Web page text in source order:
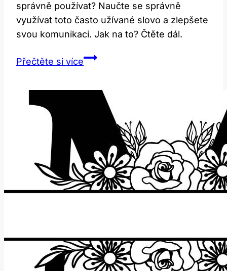
správně používat? Naučte se správně
využívat toto často užívané slovo a zlepšete
svou komunikaci. Jak na to? Čtěte dál.
Přečtěte si víceBy:
používat
využívané
slovo?